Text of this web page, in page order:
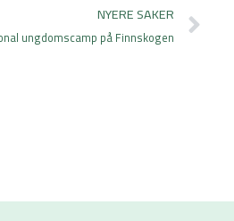
NYERE SAKER
ungdomscamp på Finnskogen